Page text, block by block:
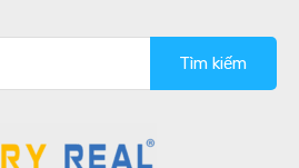
kiếm
cho: